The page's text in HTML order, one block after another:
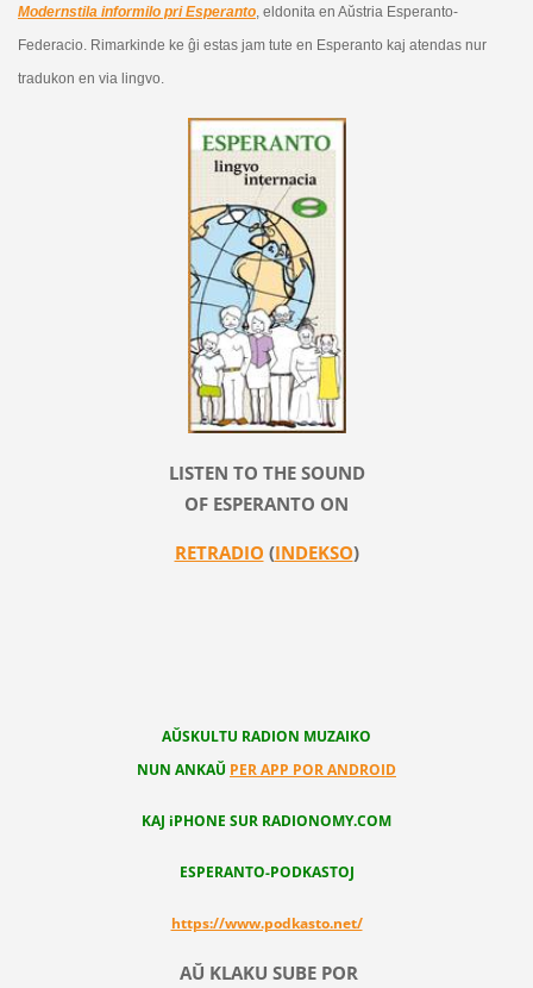
Modernstila informilo pri Esperanto, eldonita en Aŭstria Esperanto-
Federacio. Rimarkinde ke ĝi estas jam tute en Esperanto kaj atendas nur
tradukon en via lingvo.
LISTEN TO THE SOUND
OF ESPERANTO ON
RETRADIO (INDEKSO)
AŬSKULTU RADION MUZAIKO
NUN ANKAŬ PER APP POR ANDROID
KAJ iPHONE SUR RADIONOMY.COM
ESPERANTO-PODKASTOJ
https://www.podkasto.net/
AŬ KLAKU SUBE POR